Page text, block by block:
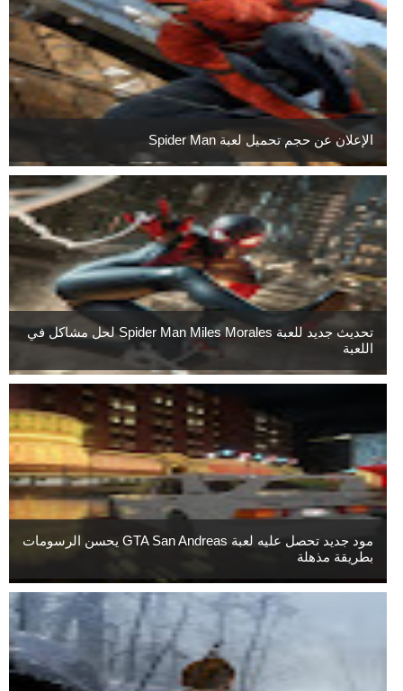
الإعلان عن حجم تحميل لعبة Spider Man
تحديث جديد للعبة Spider Man Miles Morales لحل مشاكل في
اللعبة
مود جديد تحصل عليه لعبة GTA San Andreas يحسن الرسومات
بطريقة مذهلة